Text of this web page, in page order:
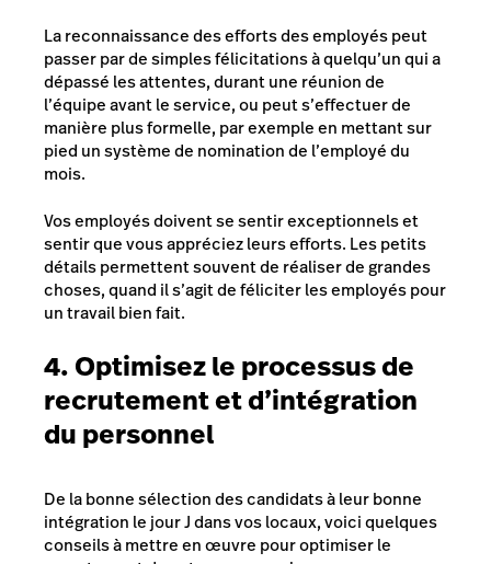
La reconnaissance des efforts des employés peut
passer par de simples félicitations à quelqu’un qui a
dépassé les attentes, durant une réunion de
l’équipe avant le service, ou peut s’effectuer de
manière plus formelle, par exemple en mettant sur
pied un système de nomination de l’employé du
mois.
Vos employés doivent se sentir exceptionnels et
sentir que vous appréciez leurs efforts. Les petits
détails permettent souvent de réaliser de grandes
choses, quand il s’agit de féliciter les employés pour
un travail bien fait.
4. Optimisez le processus de
recrutement et d’intégration
du personnel
De la bonne sélection des candidats à leur bonne
intégration le jour J dans vos locaux, voici quelques
conseils à mettre en œuvre pour optimiser le